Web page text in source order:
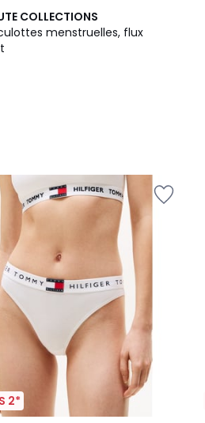
COLLECTIONS
menstruelles, flux
2*